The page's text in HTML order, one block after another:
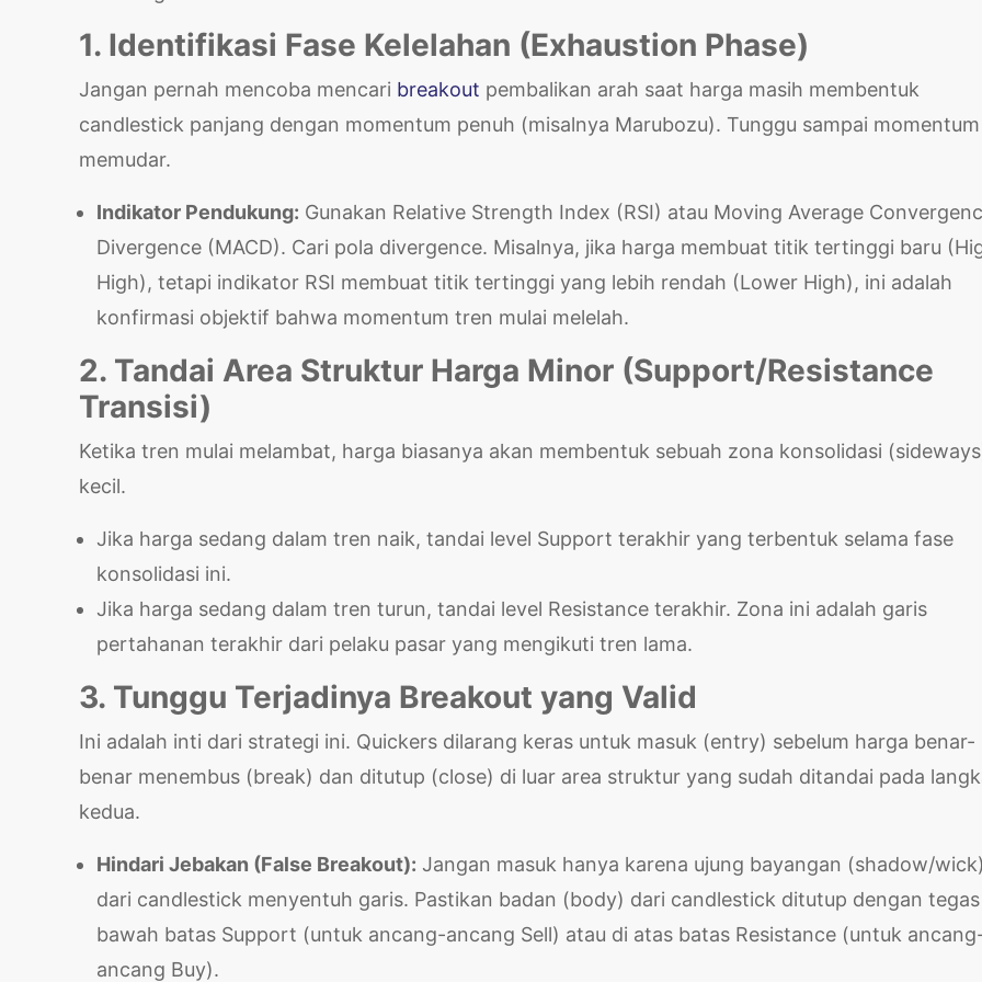
1. Identifikasi Fase Kelelahan (Exhaustion Phase)
Jangan pernah mencoba mencari breakout pembalikan arah saat harga masih membentuk
candlestick panjang dengan momentum penuh (misalnya Marubozu). Tunggu sampai momentum
memudar.
Indikator Pendukung: Gunakan Relative Strength Index (RSI) atau Moving Average
Divergence (MACD). Cari pola divergence. Misalnya, jika harga membuat titik tertinggi baru
High), tetapi indikator RSI membuat titik tertinggi yang lebih rendah (Lower High), ini adalah
konfirmasi objektif bahwa momentum tren mulai melelah.
2. Tandai Area Struktur Harga Minor (Support/Resistance
Transisi)
Ketika tren mulai melambat, harga biasanya akan membentuk sebuah zona konsolidasi
kecil.
Jika harga sedang dalam tren naik, tandai level Support terakhir yang terbentuk selama fase
konsolidasi ini.
Jika harga sedang dalam tren turun, tandai level Resistance terakhir. Zona ini adalah garis
pertahanan terakhir dari pelaku pasar yang mengikuti tren lama.
3. Tunggu Terjadinya Breakout yang Valid
Ini adalah inti dari strategi ini. Quickers dilarang keras untuk masuk (entry) sebelum harga benar-
benar menembus (break) dan ditutup (close) di luar area struktur yang sudah ditandai pada
kedua.
Hindari Jebakan (False Breakout): Jangan masuk hanya karena ujung bayangan (shadow/wick)
dari candlestick menyentuh garis. Pastikan badan (body) dari candlestick ditutup dengan
bawah batas Support (untuk ancang-ancang Sell) atau di atas batas Resistance (untuk
ancang Buy).